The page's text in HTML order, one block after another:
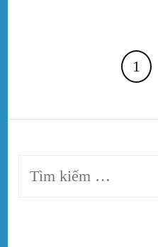
1
Tìm